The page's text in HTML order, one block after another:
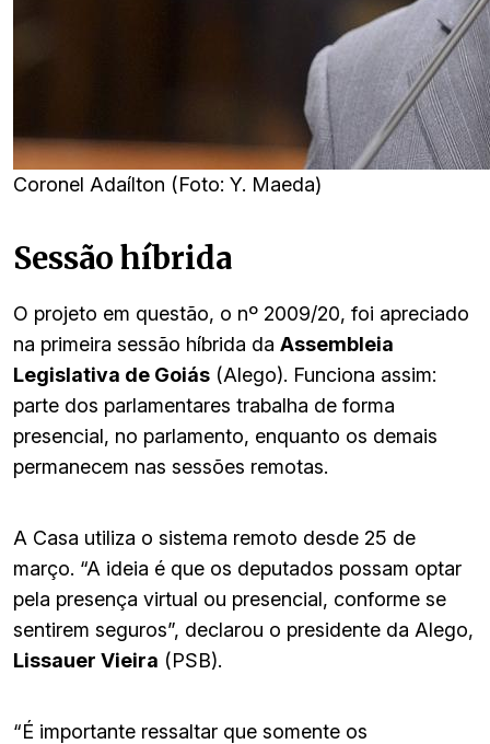
Coronel Adaílton (Foto: Y. Maeda)
Sessão híbrida
O projeto em questão, o nº 2009/20, foi apreciado
na primeira sessão híbrida da Assembleia
Legislativa de Goiás (Alego). Funciona assim:
parte dos parlamentares trabalha de forma
presencial, no parlamento, enquanto os demais
permanecem nas sessões remotas.
A Casa utiliza o sistema remoto desde 25 de
março. “A ideia é que os deputados possam optar
pela presença virtual ou presencial, conforme se
sentirem seguros”, declarou o presidente da Alego,
Lissauer Vieira (PSB).
“É importante ressaltar que somente os